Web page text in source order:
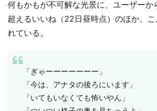
何もかもが不可解な光景に、ユーザー
超えるいいね（22日昼時点）のほか、
れている。
「ぎゃーーーーーーー」
「今は、アナタの後ろにいます」
「いてもいなくても怖いやん」